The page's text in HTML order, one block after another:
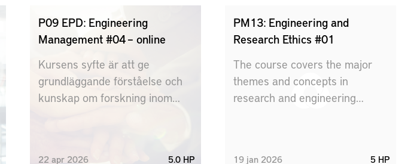
P09 EPD: Engineering
Management #04 – online
Kursens syfte är att ge
grundläggande förståelse och
kunskap om forskning inom
22 apr 2026 5.0 HP
PM13: Engineering and
Research Ethics #01
The course covers the major
themes and concepts in
research and engineering
19 jan 2026 5 HP